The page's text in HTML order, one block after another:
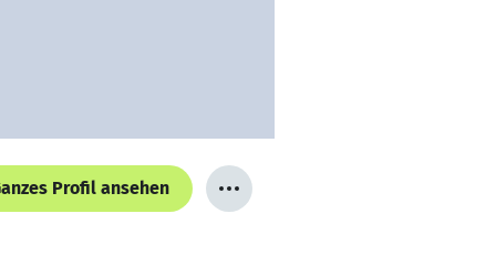
Profil ansehen